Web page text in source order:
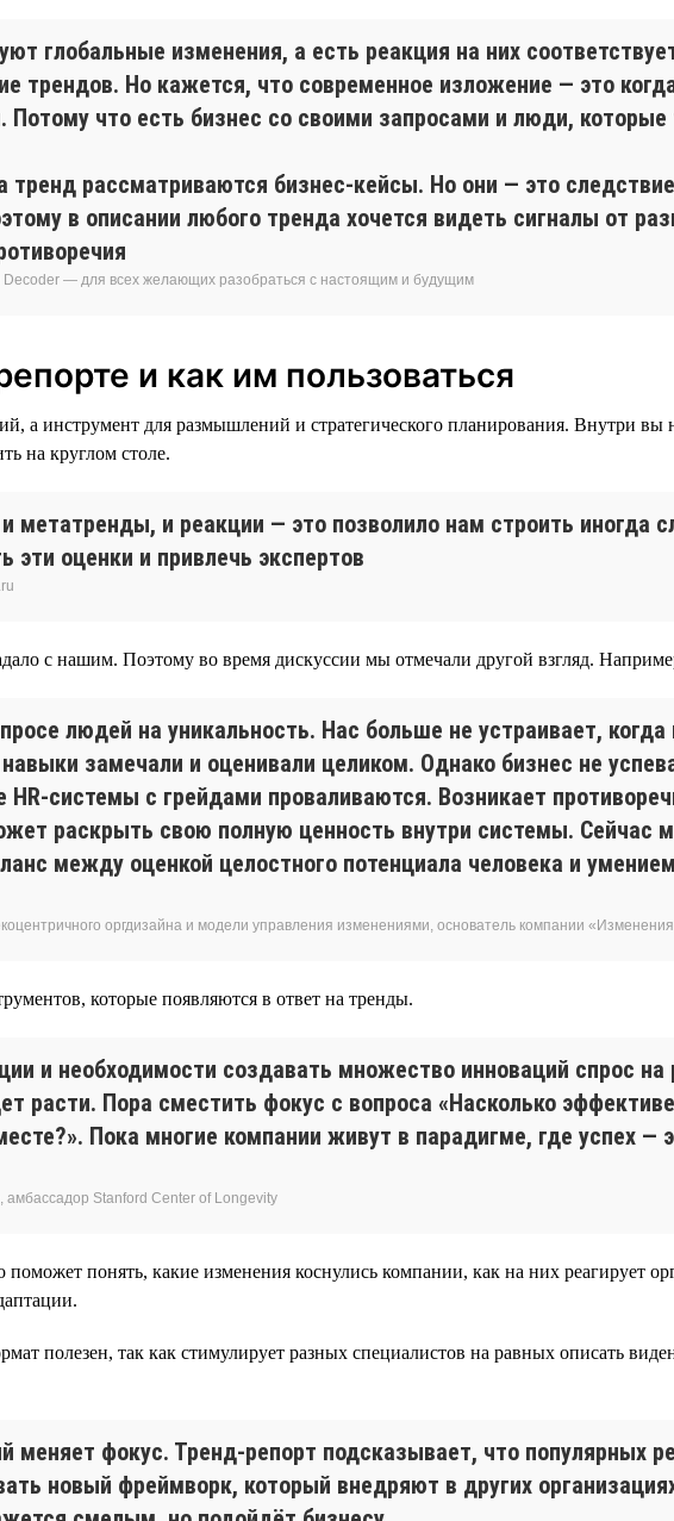
глобальные изменения, а есть реакция на них
трендов. Но кажется, что современное изложение — это
Потому что есть бизнес со своими запросами и люди,
тренд рассматриваются бизнес-кейсы. Но они — это
в описании любого тренда хочется видеть сигналы от
Decoder — для всех желающих разобраться с настоящим и будущим
и как им пользоваться
а инструмент для размышлений и стратегического планирования. Внутри
на круглом столе.
метатренды, и реакции — это позволило нам строить иногда
эти оценки и привлечь экспертов
с нашим. Поэтому во время дискуссии мы отмечали другой взгляд.
людей на уникальность. Нас больше не устраивает,
замечали и оценивали целиком. Однако бизнес не
системы с грейдами проваливаются. Возникает
раскрыть свою полную ценность внутри системы. Сейчас
между оценкой целостного потенциала человека и
оргдизайна и модели управления изменениями, основатель компании
которые появляются в ответ на тренды.
и необходимости создавать множество инноваций спрос
расти. Пора сместить фокус с вопроса «Насколько
Пока многие компании живут в парадигме, где успех —
Stanford Center of Longevity
понять, какие изменения коснулись компании, как на них реагирует
полезен, так как стимулирует разных специалистов на равных описать
меняет фокус. Тренд-репорт подсказывает, что
новый фреймворк, который внедряют в других